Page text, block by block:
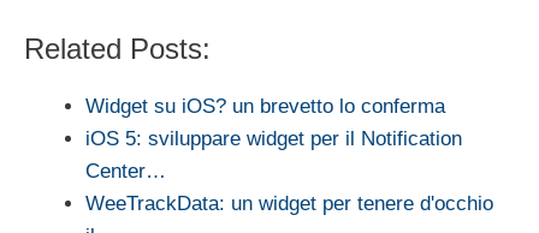
Related Posts:
Widget su iOS? un brevetto lo conferma
iOS 5: sviluppare widget per il Notification
Center…
WeeTrackData: un widget per tenere d'occhio